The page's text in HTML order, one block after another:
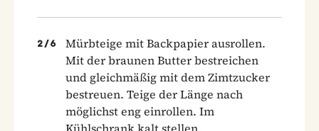
2 /6
Mürbteige mit Backpapier ausrollen.
Mit der braunen Butter bestreichen
und gleichmäßig mit dem Zimtzucker
bestreuen. Teige der Länge nach
möglichst eng einrollen. Im